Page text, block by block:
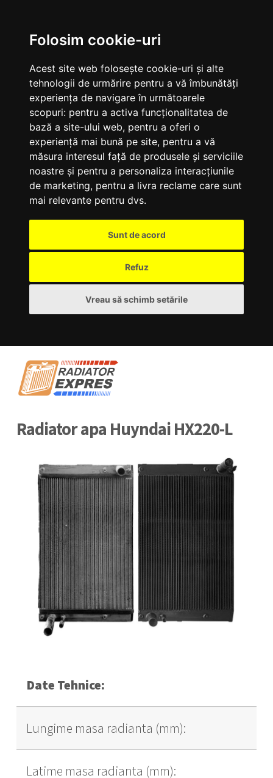
Folosim cookie-uri
Acest site web folosește cookie-uri și alte
tehnologii de urmărire pentru a vă îmbunătăți
experiența de navigare în următoarele
scopuri: pentru a activa funcționalitatea de
bază a site-ului web, pentru a oferi o
experiență mai bună pe site, pentru a vă
măsura interesul față de produsele și serviciile
noastre și pentru a personaliza interacțiunile
de marketing, pentru a livra reclame care sunt
mai relevante pentru dvs.
Sunt de acord
Refuz
Vreau să schimb setările
Radiator apa Huyndai HX220-L
Date Tehnice:
Lungime masa radianta (mm):
Latime masa radianta (mm):